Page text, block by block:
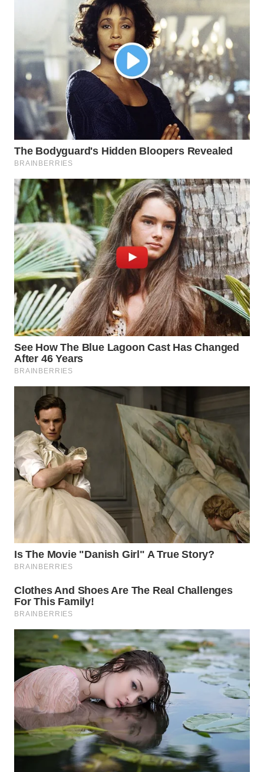
WN
TEBING
TINGGI
WN
PAKPAK
WN
KARAWANG
WN
BEKASI
WN
BOGOR
WN
DEPOK
WN
TAPANULI
UTARA
WN
SAMOSIR
WN
PADANG
LAWAS
WN
SUMEDANG
WN
CIANJUR
WN
KEPULAUAN
SERIBU
WN
TANGERANG
WN
BINJAI
WN
CIREBON